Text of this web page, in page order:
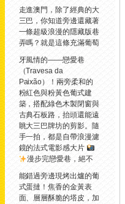
走進澳門，除了經典的大
三巴，你知道旁邊還藏著
一條超級浪漫的隱藏版巷
弄嗎？就是這條充滿葡萄
牙風情的——戀愛巷
（Travesa da
Paixão）！兩旁柔和的
粉紅色與粉黃色葡式建
築，搭配綠色木製閉窗與
古典石板路，抬頭還能遠
眺大三巴牌坊的剪影。隨
手一拍，都是自帶浪漫濾
鏡的法式電影感大片
漫步完戀愛巷，絕不
能錯過旁邊現烤出爐的葡
式蛋撻！焦香的金黃表
面、層層酥脆的塔皮，加